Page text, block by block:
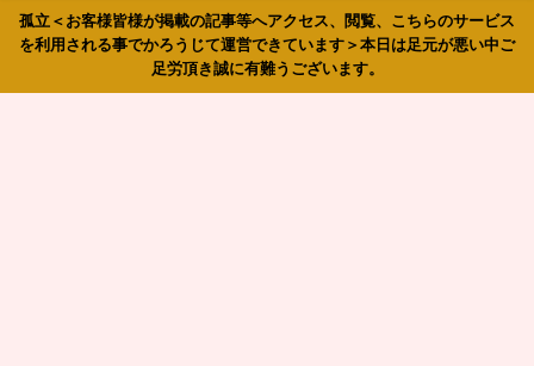
孤立＜お客様皆様が掲載の記事等へアクセス、閲覧、こちらのサービス
を利用される事でかろうじて運営できています＞本日は足元が悪い中ご
足労頂き誠に有難うございます。